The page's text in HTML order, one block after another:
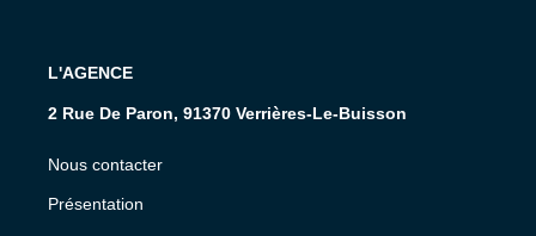
L'AGENCE
2 Rue De Paron, 91370 Verrières-Le-Buisson
Nous contacter
Présentation